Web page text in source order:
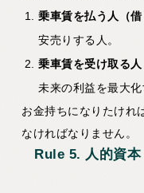
乗車賃を払う人（借
安売りする人。
乗車賃を受け取る人
未来の利益を最大化
お金持ちになりたけれ
なければなりません。
Rule 5. 人的資本